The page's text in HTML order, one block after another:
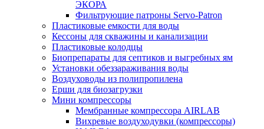
ЭКОРА
Фильтрующие патроны Servo-Patron
Пластиковые емкости для воды
Кессоны для скважины и канализации
Пластиковые колодцы
Биопрепараты для септиков и выгребных ям
Установки обеззараживания воды
Воздуховоды из полипропилена
Ерши для биозагрузки
Мини компрессоры
Мембранные компрессора AIRLAB
Вихревые воздуходувки (компрессоры)